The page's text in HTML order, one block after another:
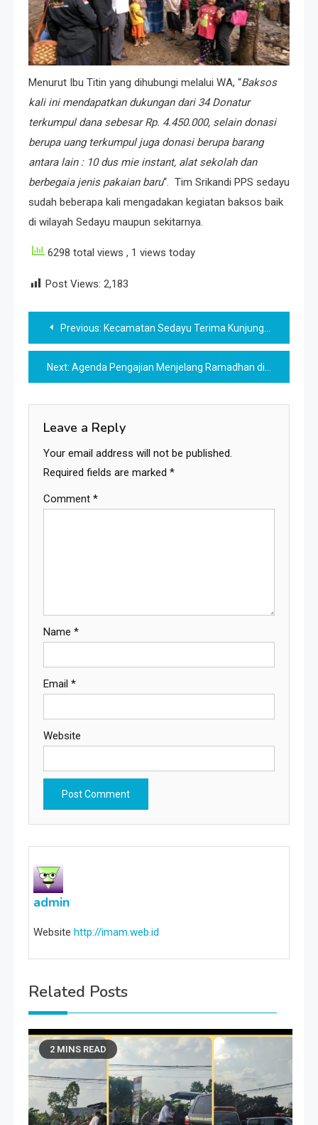
Menurut Ibu Titin yang dihubungi melalui WA, “Baksos
kali ini mendapatkan dukungan dari 34 Donatur
terkumpul dana sebesar Rp. 4.450.000, selain donasi
berupa uang terkumpul juga donasi berupa barang
antara lain : 10 dus mie instant, alat sekolah dan
berbegaia jenis pakaian baru“. Tim Srikandi PPS sedayu
sudah beberapa kali mengadakan kegiatan baksos baik
di wilayah Sedayu maupun sekitarnya.
6298 total views , 1 views today
Post Views: 2,183
Post
navigation
Previous: Kecamatan Sedayu Terima Kunjungan Kerja dari Boyolali
Next: Agenda Pengajian Menjelang Ramadhan di Sedayu
Leave a Reply
Your email address will not be published.
Required fields are marked *
Comment *
Name *
Email *
Website
admin
Website http://imam.web.id
Related Posts
2 MINS READ